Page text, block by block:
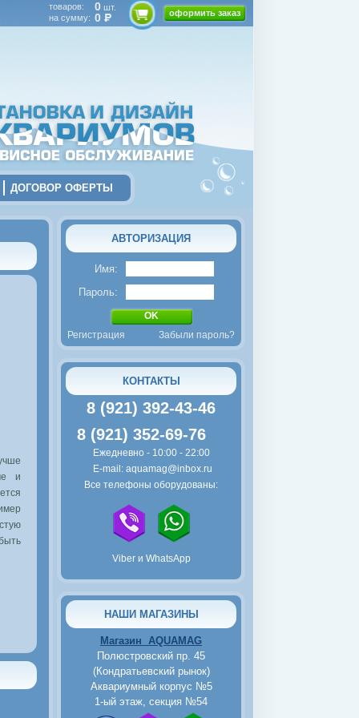
оформить заказ
товаров: 0 шт.
на сумму: 0
ДОГОВОР ОФЕРТЫ
и
АВТОРИЗАЦИЯ
Имя:
Пароль:
Регистрация Забыли пароль?
КОНТАКТЫ
8 (921) 392-43-46
8 (921) 352-69-76
Ежедневно - 10:00 - 22:00
E-mail: aquamag@inbox.ru
Все телефоны оборудованы:
Viber и WhatsApp
НАШИ МАГАЗИНЫ
Магазин AQUAMAG
Полюстровский пр. 45
(Кондратьевский рынок)
Аквариумный корпус №5
1-ый этаж, секция №54